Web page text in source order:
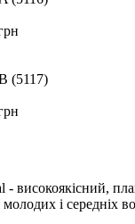
(5117)
- високоякісний,
молодих і середніх